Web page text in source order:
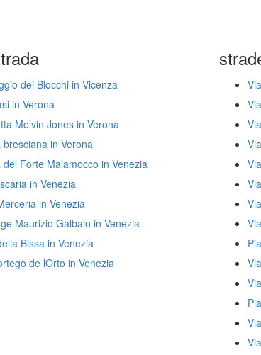
dei Blocchi in Vicenza
in Verona
Melvin Jones in Verona
bresciana in Verona
del Forte Malamocco in Venezia
in Venezia
in Venezia
Maurizio Galbaio in Venezia
Bissa in Venezia
de lOrto in Venezia